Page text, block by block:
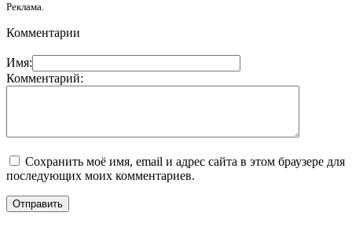
Реклама.
Комментарии
Имя:
Комментарий:
Сохранить моё имя, email и адрес сайта в этом браузере для
последующих моих комментариев.